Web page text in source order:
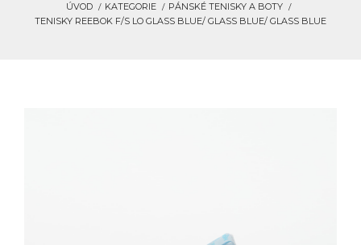
ÚVOD KATEGORIE
PÁNSKÉ TENISKY A BOTY
TENISKY REEBOK F/S LO GLASS BLUE/ GLASS BLUE/ GLASS BLUE